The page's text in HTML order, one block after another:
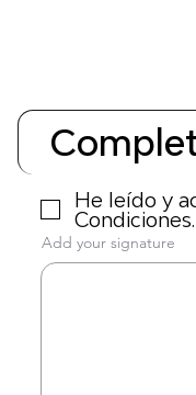
He leído y
Condiciones.
Add your signature